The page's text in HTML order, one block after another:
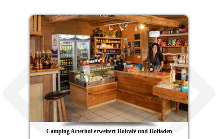
Camping Arterhof erweitert Hofcafé und Hofladen